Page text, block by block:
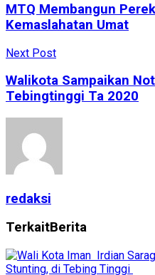
MTQ Membangun
Kemaslahatan Umat
Next Post
Walikota Sampaikan
Tebingtinggi Ta 2020
redaksi
TerkaitBerita